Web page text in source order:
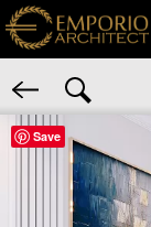
Save